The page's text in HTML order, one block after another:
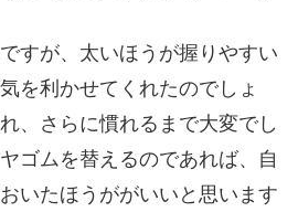
すが、太いほうが握りやすい
を利かせてくれたのでしょ
、さらに慣れるまで大変でし
ゴムを替えるのであれば、自
いたほうががいいと思います